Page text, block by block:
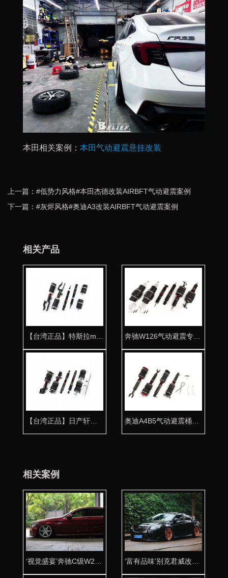
本田相关案例： 本田气动避震悬挂改装
上一篇：#低势力风格#本田杰德改装AIRBFT气动避震案例
下一篇：#灰烬风格#奥迪A3改装AIRBFT气动避震案例
相关产品
【台湾正品】特斯拉model3气动避震专用桶身 品质保证 奔驰W126气动避震专用桶身 让经典完美复活
【台湾正品】日产轩逸气动避震专用桶身 奥迪A4B5气动避震桶身 台湾品质
相关案例
‘视觉盛宴’奔驰C级W205改装气动避震 ‘富有品味’别克君威改装AIRBFT气动避震姿态鉴赏